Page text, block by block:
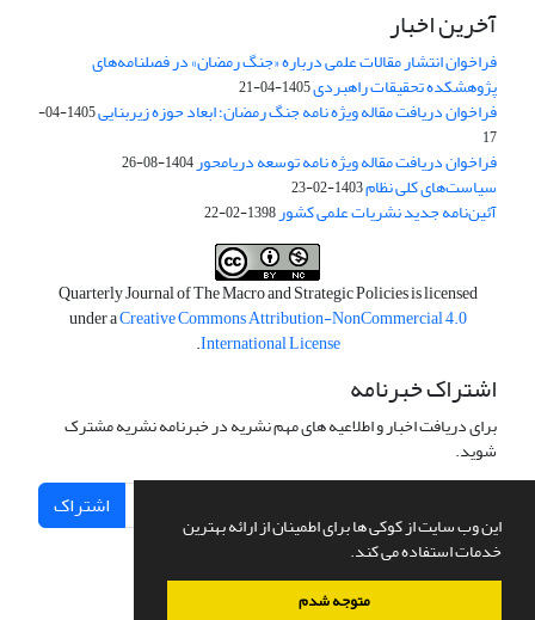
این وب سایت از کوکی ها برای اطمینان از ارائه بهترین
خدمات استفاده می کند.
متوجه شدم
آخرین اخبار
فراخوان انتشار مقالات علمی درباره «جنگ رمضان» در فصلنامه‌های
پژوهشکده تحقیقات راهبردی1405-04-21
فراخوان دریافت مقاله ویژه نامه جنگ رمضان؛ ابعاد حوزه زیربنایی
1405-04-
17
فراخوان دریافت مقاله ویژه نامه توسعه دریامحور1404-08-26
سیاست‌های کلی نظام1403-02-23
آئین‌نامه جدید نشریات علمی کشور1398-02-22
Quarterly Journal of The Macro and Strategic Policies is licensed
under aCreative Commons Attribution-NonCommercial 4.0
International License
.
اشتراک خبرنامه
برای دریافت اخبار و اطلاعیه های مهم نشریه در خبرنامه نشریه مشترک
شوید.
اشتراک